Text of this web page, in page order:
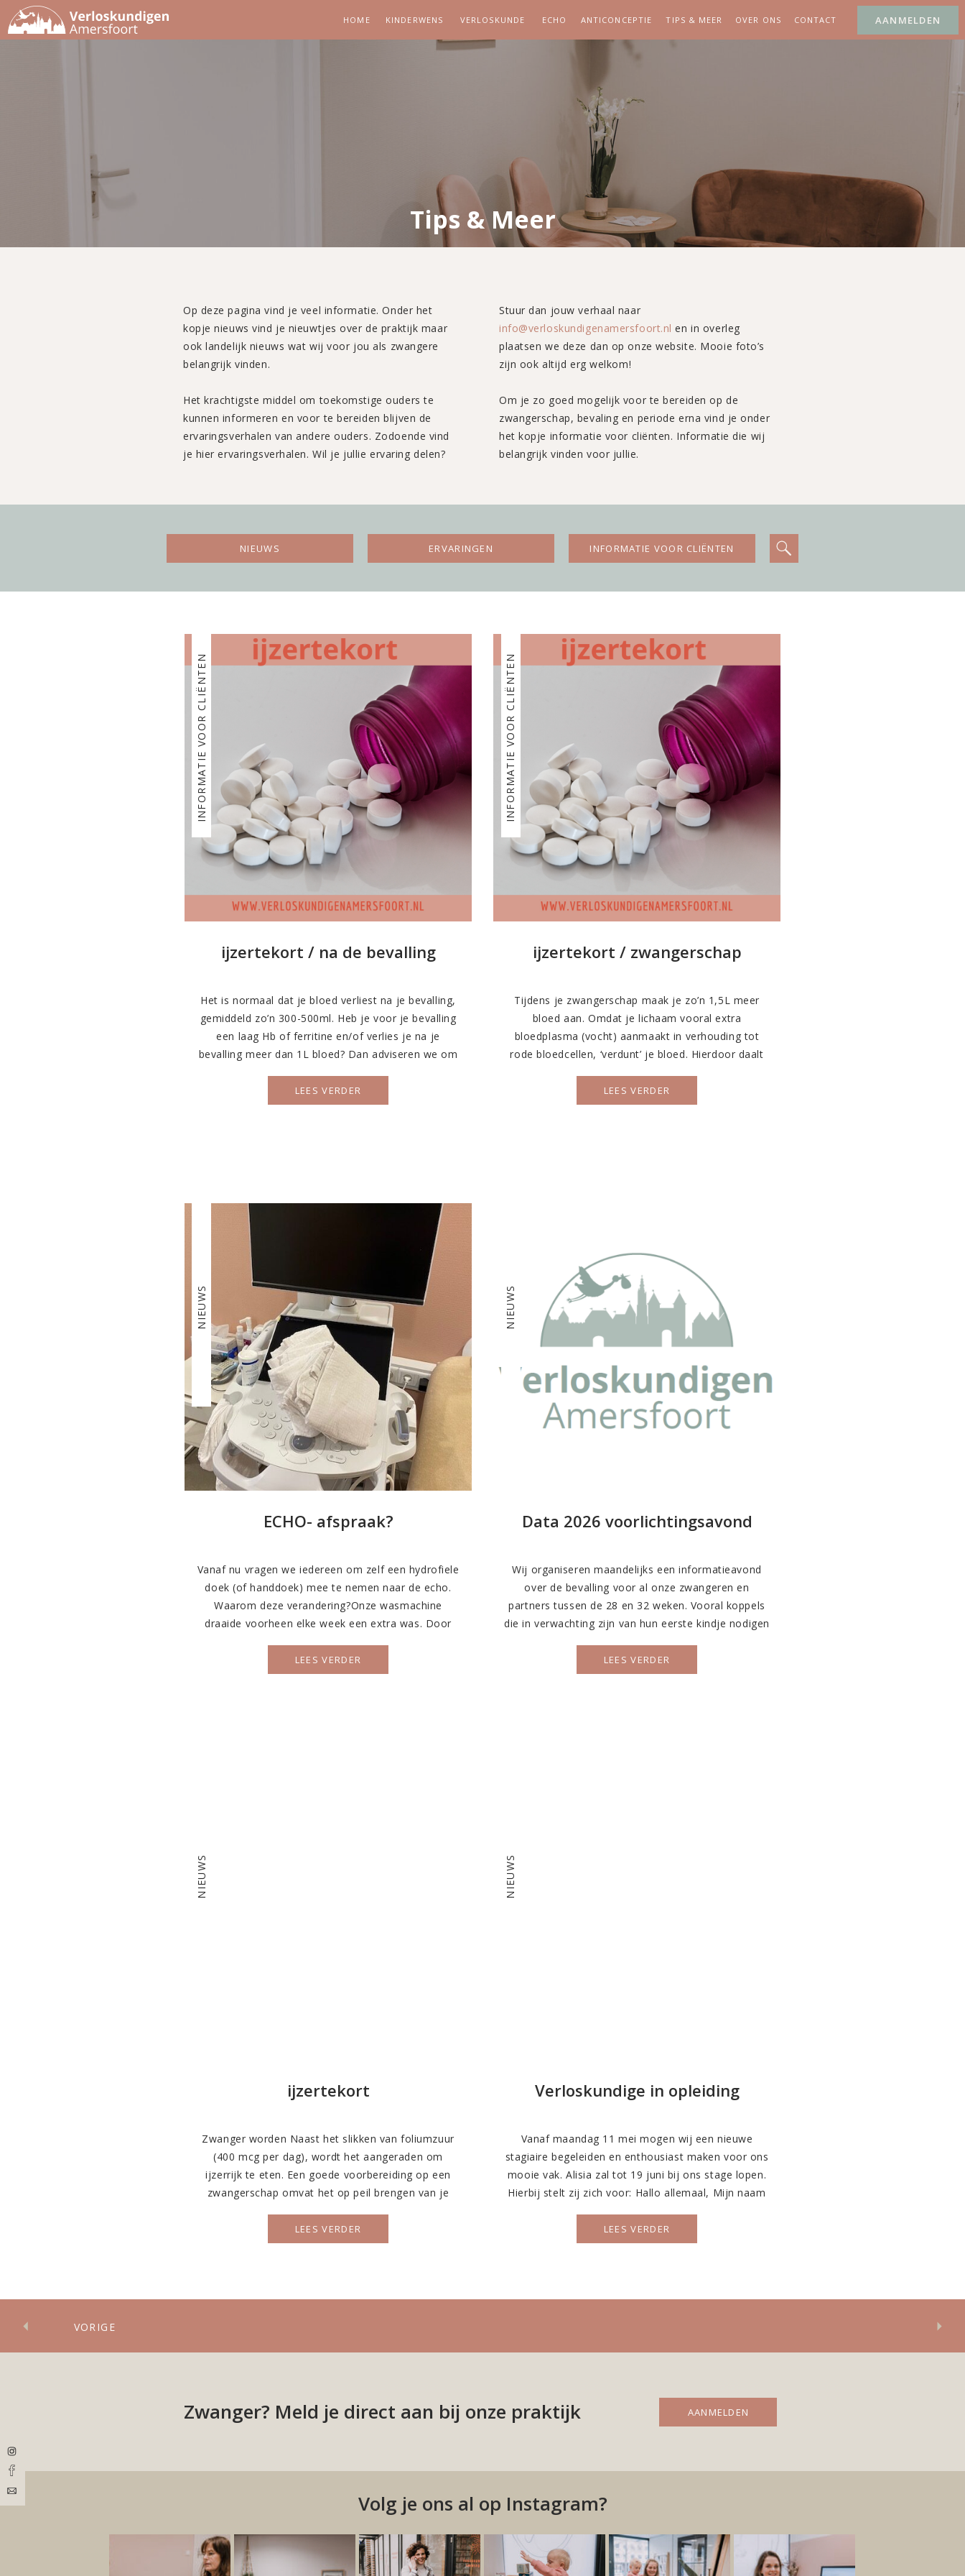
HOME VERLOSKUNDE ECHO OVER ONS CONTACT
ANTICONCEPTIE
KINDERWENS TIPS & MEER AANMELDEN
Tips & Meer
Op deze pagina vind je veel informatie. Onder het
kopje nieuws vind je nieuwtjes over de praktijk maar
ook landelijk nieuws wat wij voor jou als zwangere
belangrijk vinden.
Het krachtigste middel om toekomstige ouders te
kunnen informeren en voor te bereiden blijven de
ervaringsverhalen van andere ouders. Zodoende vind
je hier ervaringsverhalen. Wil je jullie ervaring delen?
Stuur dan jouw verhaal naar
info@verloskundigenamersfoort.nl en in overleg
plaatsen we deze dan op onze website. Mooie foto’s
zijn ook altijd erg welkom!
Om je zo goed mogelijk voor te bereiden op de
zwangerschap, bevaling en periode erna vind je onder
het kopje informatie voor cliënten. Informatie die wij
belangrijk vinden voor jullie.
NIEUWS ERVARINGEN INFORMATIE VOOR CLIËNTEN
INFORMATIE VOOR CLIËNTEN
ijzertekort / na de bevalling
Het is normaal dat je bloed verliest na je bevalling,
gemiddeld zo’n 300-500ml. Heb je voor je bevalling
een laag Hb of ferritine en/of verlies je na je
bevalling meer dan 1L bloed? Dan adviseren we om
slikken na de bevalling of dit weer oppakken? Dan is
het goed […]
LEES VERDER
INFORMATIE VOOR CLIËNTEN
ijzertekort / zwangerschap
Tijdens je zwangerschap maak je zo’n 1,5L meer
bloed aan. Omdat je lichaam vooral extra
bloedplasma (vocht) aanmaakt in verhouding tot
rode bloedcellen, ‘verdunt’ je bloed. Hierdoor daalt
(ferritine). Om in de gaten te houden hoe hoog je
waardes zijn en hoe ze ontwikkelen tijdens je
LEES VERDER
NIEUWS
ECHO- afspraak?
Vanaf nu vragen we iedereen om zelf een hydrofiele
doek (of handdoek) mee te nemen naar de echo.
Waarom deze verandering?Onze wasmachine
draaide voorheen elke week een extra was. Door
kan meedraaien, verkleinen we samen onze
ecologische voetafdruk. Neem je er eentje mee naar
LEES VERDER
NIEUWS
Data 2026 voorlichtingsavond
Wij organiseren maandelijks een informatieavond
over de bevalling voor al onze zwangeren en
partners tussen de 28 en 32 weken. Vooral koppels
die in verwachting zijn van hun eerste kindje nodigen
als je al eerder bevallen bent. De avond is bedoeld
als voorbereiding op de […]
LEES VERDER
NIEUWS
ijzertekort
Zwanger worden Naast het slikken van foliumzuur
(400 mcg per dag), wordt het aangeraden om
ijzerrijk te eten. Een goede voorbereiding op een
zwangerschap omvat het op peil brengen van je
zwangerschap meer ijzer nodig heeft voor de
opbouw van rode bloedcellen en de ontwikkeling van
LEES VERDER
NIEUWS
Verloskundige in opleiding
Vanaf maandag 11 mei mogen wij een nieuwe
stagiaire begeleiden en enthousiast maken voor ons
mooie vak. Alisia zal tot 19 juni bij ons stage lopen.
Hierbij stelt zij zich voor: Hallo allemaal, Mijn naam
opleiding.In mijn vrije tijd vind ik het leuk om buiten
te […]
LEES VERDER
VORIGE
Zwanger? Meld je direct aan bij onze praktijk AANMELDEN
Volg je ons al op Instagram?